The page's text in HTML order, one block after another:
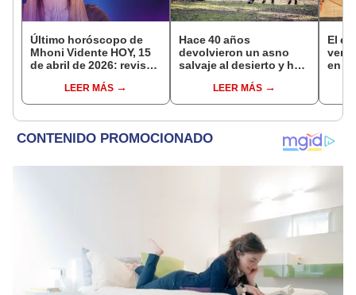
Último horóscopo de
Mhoni Vidente HOY, 15
de abril de 2026: revisa
signo y entérate si te
espera un día
LEER MÁS
Hace 40 años
devolvieron un asno
salvaje al desierto y hoy
reforestar el ecosistema
de forma natural
LEER MÁS
El
en